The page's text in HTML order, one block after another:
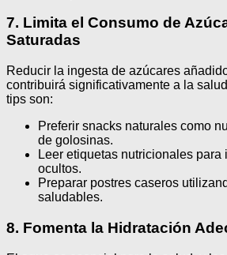
7. Limita el Consumo de
Saturadas
Reducir la ingesta de azúcares
contribuirá significativamente a la
tips son:
Preferir snacks naturales como
de golosinas.
Leer etiquetas nutricionales para
ocultos.
Preparar postres caseros
saludables.
8. Fomenta la Hidratación